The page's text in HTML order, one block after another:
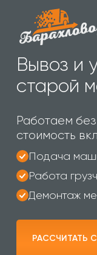
Вывоз и
старой
Работаем
стоимость
Подача
Работа
Демонтаж
РАССЧИТАТЬ